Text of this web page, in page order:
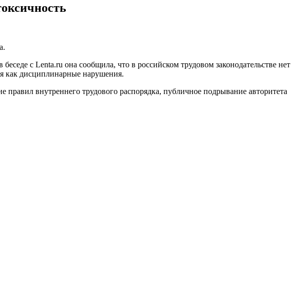
с Lenta.ru она сообщила, что в российском трудовом законодательстве нет
как дисциплинарные нарушения.
внутреннего трудового распорядка, публичное подрывание авторитета